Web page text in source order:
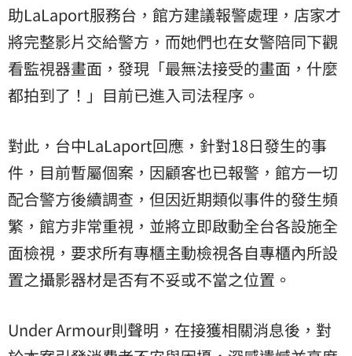
助LaLaport服務台，館方建議報警處理，店家才
將完整影片交給警方，而她們也在女警陪同下觀
看監視器畫面，發現「最無法接受的畫面，什麼
都拍到了！」目前已進入司法程序。
對此，台中LaLaport回應，針對18日發生的事
件，目前暫屬個案，因顧客也已報警，館方一切
配合警方後續調查，但因近期類似事件的發生頻
繁，館方非常重視，並將立即啟動全台各設施全
面檢視，要求所有專櫃主動檢視各自專櫃內所設
置之攝影器材是否有不妥或不當之位置。
Under Armour則聲明，在接獲相關消息後，對